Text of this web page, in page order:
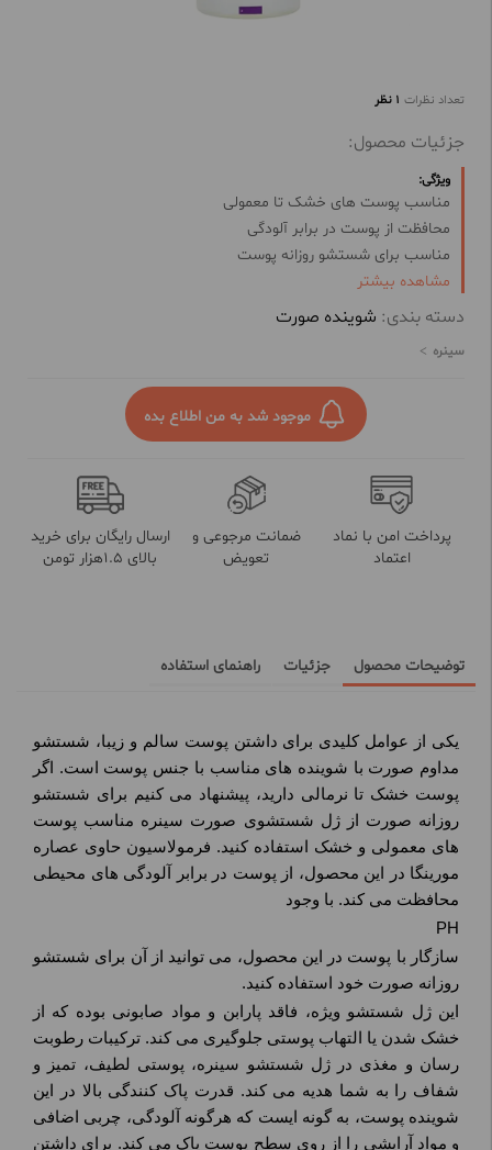
تعداد نظرات 1 نظر
جزئیات محصول:
ویژگی:
مناسب پوست های خشک تا معمولی
محافظت از پوست در برابر آلودگی
مناسب برای شستشو روزانه پوست
حاوی ترکیبات رطوبت رسان
با قدرت پاک کنندگی بالا
مشاهده بیشتر
دسته بندی: شوینده صورت
سینره
موجود شد به من اطلاع بده
پرداخت امن با نماد
اعتماد
ضمانت مرجوعی و
تعویض
ارسال رایگان برای خرید
بالای 1.5هزار تومن
توضیحات محصول جزئیات راهنمای استفاده
یکی از عوامل کلیدی برای داشتن پوست سالم و زیبا، شستشو
مداوم صورت با شوینده های مناسب با جنس پوست است. اگر
پوست خشک تا نرمالی دارید، پیشنهاد می کنیم برای شستشو
روزانه صورت از ژل شستشوی صورت سینره مناسب پوست
های معمولی و خشک استفاده کنید. فرمولاسیون حاوی عصاره
مورینگا در این محصول، از پوست در برابر آلودگی های محیطی
محافظت می کند. با وجود
PH
سازگار با پوست در این محصول، می توانید از آن برای شستشو
روزانه صورت خود استفاده کنید.
این ژل شستشو ویژه، فاقد پارابن و مواد صابونی بوده که از
خشک شدن یا التهاب پوستی جلوگیری می کند. ترکیبات رطوبت
رسان و مغذی در ژل شستشو سینره، پوستی لطیف، تمیز و
شفاف را به شما هدیه می کند. قدرت پاک کنندگی بالا در این
شوینده پوست، به گونه ایست که هرگونه آلودگی، چربی اضافی
و مواد آرایشی را از روی سطح پوست پاک می کند. برای داشتن